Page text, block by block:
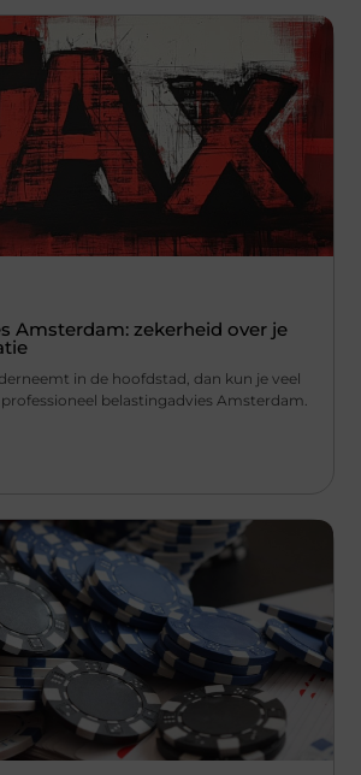
Amsterdam: zekerheid over je
in de hoofdstad, dan kun je veel
belastingadvies Amsterdam.